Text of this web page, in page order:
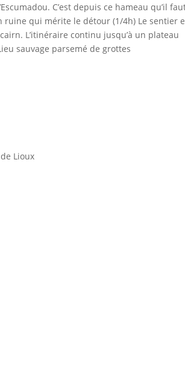
C’est depuis ce hameau qu’il
qui mérite le détour (1/4h) Le sentier
L’itinéraire continu jusqu’à un plateau
sauvage parsemé de grottes
Lioux